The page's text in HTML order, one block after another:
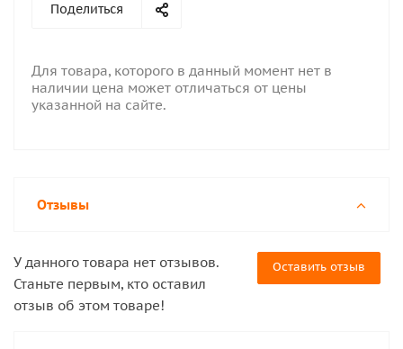
Поделиться
Для товара, которого в данный момент нет в
наличии цена может отличаться от цены
указанной на сайте.
Отзывы
Оставить отзыв
У данного товара нет отзывов.
Станьте первым, кто оставил
отзыв об этом товаре!